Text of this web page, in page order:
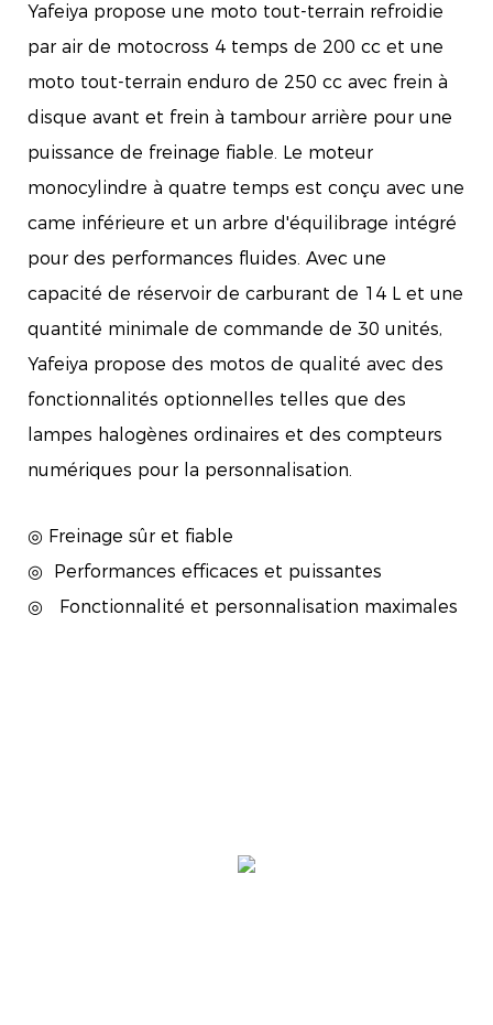
Yafeiya propose une moto tout-terrain refroidie
par air de motocross 4 temps de 200 cc et une
moto tout-terrain enduro de 250 cc avec frein à
disque avant et frein à tambour arrière pour une
puissance de freinage fiable. Le moteur
monocylindre à quatre temps est conçu avec une
came inférieure et un arbre d'équilibrage intégré
pour des performances fluides. Avec une
capacité de réservoir de carburant de 14 L et une
quantité minimale de commande de 30 unités,
Yafeiya propose des motos de qualité avec des
fonctionnalités optionnelles telles que des
lampes halogènes ordinaires et des compteurs
numériques pour la personnalisation.
◎ Freinage sûr et fiable
◎
Performances efficaces et puissantes
◎
Fonctionnalité et personnalisation maximales